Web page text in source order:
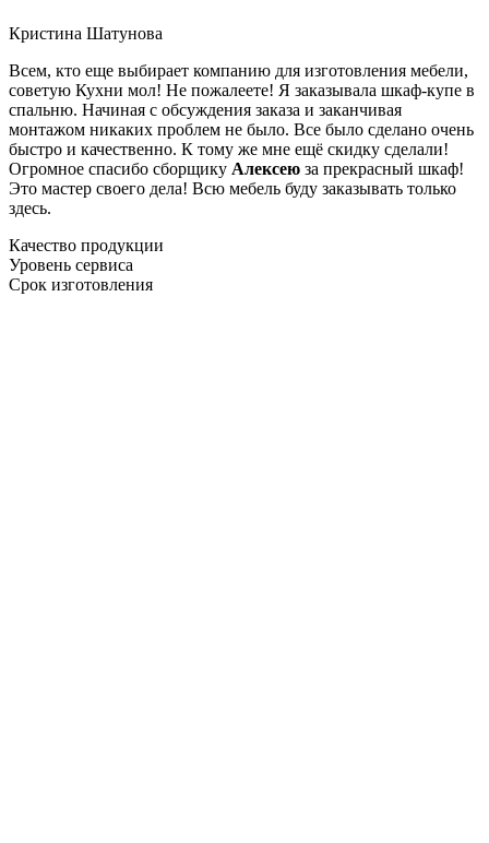
Кристина Шатунова
Всем, кто еще выбирает компанию для изготовления мебели,
советую Кухни мол! Не пожалеете! Я заказывала шкаф-купе в
спальню. Начиная с обсуждения заказа и заканчивая
монтажом никаких проблем не было. Все было сделано очень
быстро и качественно. К тому же мне ещё скидку сделали!
Огромное спасибо сборщику Алексею за прекрасный шкаф!
Это мастер своего дела! Всю мебель буду заказывать только
здесь.
Качество продукции
Уровень сервиса
Срок изготовления